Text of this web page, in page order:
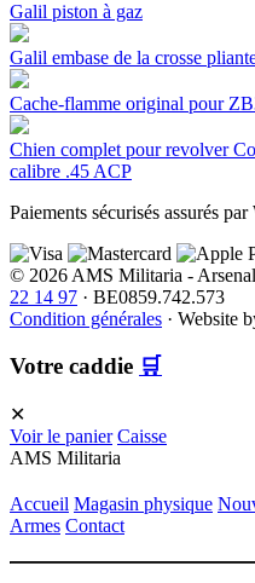
Galil piston à gaz
Galil embase de la crosse
Cache-flamme original pour
Chien complet pour revolver
calibre .45 ACP
Paiements sécurisés assurés
© 2026 AMS Militaria -
22 14 97 · BE0859.742.573
Condition générales · Website
Votre caddie 🛒
✕
Voir le panier Caisse
AMS Militaria
Accueil Magasin physique
Armes Contact